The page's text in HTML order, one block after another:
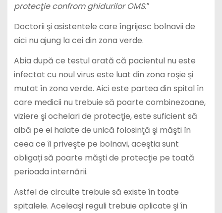
protecţie confrom ghidurilor OMS.″⁣
Doctorii şi asistentele care îngrijesc bolnavii de
aici nu ajung la cei din zona verde.
Abia după ce testul arată că pacientul nu este
infectat cu noul virus este luat din zona roşie şi
mutat în zona verde. Aici este partea din spital în
care medicii nu trebuie să poarte combinezoane,
viziere şi ochelari de protecţie, este suficient să
aibă pe ei halate de unică folosinţă şi măşti în
ceea ce îi priveşte pe bolnavi, aceştia sunt
obligați să poarte măşti de protecţie pe toată
perioada internării.
Astfel de circuite trebuie să existe în toate
spitalele. Aceleaşi reguli trebuie aplicate şi în